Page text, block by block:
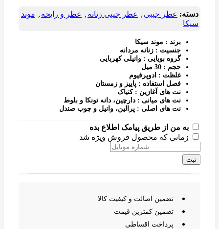
عطر جیبی , عطر جیبی زنانه , عطر و رایحه,
موند
برند : موند سیکا
جنسیت : زنانه مردانه
گروه بویایی : وانیلی کهربایی
غلظت : ادوپرفیوم
فصل استفاده : پاییز و زمستان
نت های آغازین : کنیاک
نت های میانی : دارچین، دانه تونکا و بلوط
نت های اصلی : پرالین، وانیل و چوب صندل
من از طریق پیامک اطلاع بده
که محصول فروش ویژه شد
تضمین اصالت و کیفیت کالا
تضمین کمترین قیمت
پرداخت اقساطی